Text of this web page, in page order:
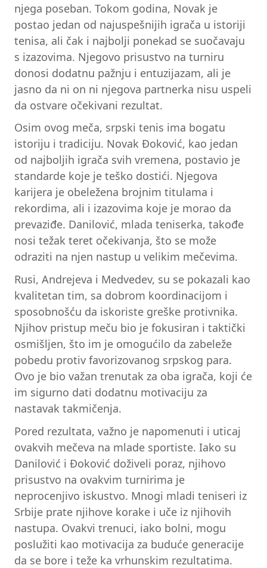
njega poseban. Tokom godina, Novak je
postao jedan od najuspešnijih igrača u istoriji
tenisa, ali čak i najbolji ponekad se suočavaju
s izazovima. Njegovo prisustvo na turniru
donosi dodatnu pažnju i entuzijazam, ali je
jasno da ni on ni njegova partnerka nisu uspeli
da ostvare očekivani rezultat.
Osim ovog meča, srpski tenis ima bogatu
istoriju i tradiciju. Novak Đoković, kao jedan
od najboljih igrača svih vremena, postavio je
standarde koje je teško dostići. Njegova
karijera je obeležena brojnim titulama i
rekordima, ali i izazovima koje je morao da
prevaziđe. Danilović, mlada teniserka, takođe
nosi težak teret očekivanja, što se može
odraziti na njen nastup u velikim mečevima.
Rusi, Andrejeva i Medvedev, su se pokazali kao
kvalitetan tim, sa dobrom koordinacijom i
sposobnošću da iskoriste greške protivnika.
Njihov pristup meču bio je fokusiran i taktički
osmišljen, što im je omogućilo da zabeleže
pobedu protiv favorizovanog srpskog para.
Ovo je bio važan trenutak za oba igrača, koji će
im sigurno dati dodatnu motivaciju za
nastavak takmičenja.
Pored rezultata, važno je napomenuti i uticaj
ovakvih mečeva na mlade sportiste. Iako su
Danilović i Đoković doživeli poraz, njihovo
prisustvo na ovakvim turnirima je
neprocenjivo iskustvo. Mnogi mladi teniseri iz
Srbije prate njihove korake i uče iz njihovih
nastupa. Ovakvi trenuci, iako bolni, mogu
poslužiti kao motivacija za buduće generacije
da se bore i teže ka vrhunskim rezultatima.